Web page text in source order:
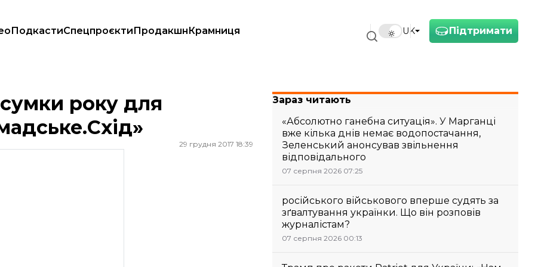
Підтримати
UK
ПодкастиСпецпроєктиПродакшнКрамниця
року для
29 грудня 2017 18:39
Зараз читають
«Абсолютно ганебна ситуація». У Марганці
вже кілька днів немає водопостачання,
Зеленський анонсував звільнення
відповідального
07 серпня 2026 07:25
російського військового вперше судять за
зґвалтування українки. Що він розповів
журналістам?
07 серпня 2026 00:13